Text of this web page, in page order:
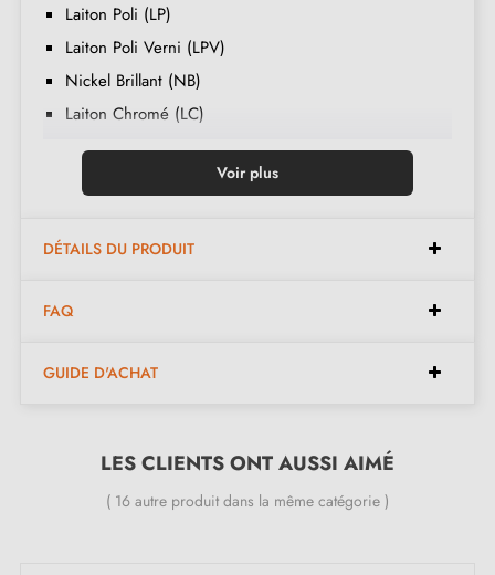
Laiton Poli (LP)
Laiton Poli Verni (LPV)
Nickel Brillant (NB)
Laiton Chromé (LC)
Nickel Satiné (NS)
Vieux Laiton Mat (VLM)
Nickel Vieilli (NV)
Laiton Brossé (LB)
Voir plus
DÉTAILS DU PRODUIT
FAQ
GUIDE D'ACHAT
LES CLIENTS ONT AUSSI AIMÉ
( 16 autre produit dans la même catégorie )